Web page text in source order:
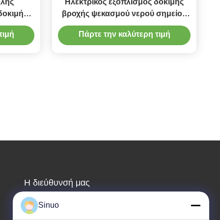
Ηλεκτρικός εξοπλισμός δοκιμής
βροχής ψεκασμού νερού σημείου
IPX56 χρέωσης οχημάτων EVSE
Πάρτε την καλύτερη τιμή
Η διεύθυνσή μας
Διεύθυνση εταιρείας
Δωμάτιο 101, 1ος όροφος, αριθ. 6, 3η οδός,
Sinuo